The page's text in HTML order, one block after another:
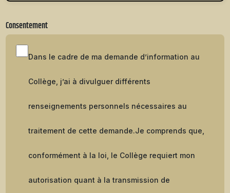
Consentement
Dans le cadre de ma demande d’information au
Collège, j’ai à divulguer différents
renseignements personnels nécessaires au
traitement de cette demande.Je comprends que,
conformément à la loi, le Collège requiert mon
autorisation quant à la transmission de